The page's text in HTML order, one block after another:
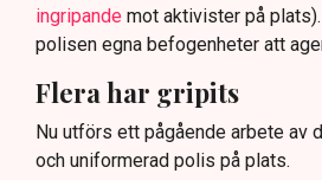
ingripande mot aktivister på
polisen egna befogenheter att
Flera har gripits
Nu utförs ett pågående arbete av
och uniformerad polis på plats.